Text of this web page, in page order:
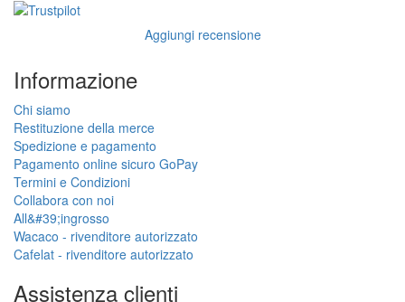
Aggiungi recensione
Informazione
Chi siamo
Restituzione della merce
Spedizione e pagamento
Pagamento online sicuro GoPay
Termini e Condizioni
Collabora con noi
All&#39;ingrosso
Wacaco - rivenditore autorizzato
Cafelat - rivenditore autorizzato
Assistenza clienti